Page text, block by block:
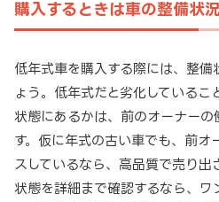
購入するときは車の整備状
低年式車を購入する際には、整備
ょう。低年式だと劣化しているこ
状態にあるかは、前のオーナーの
す。仮に年式の古い車でも、前オ
スしているなら、高品質で売り出
状態を詳細まで確認するなら、ワ